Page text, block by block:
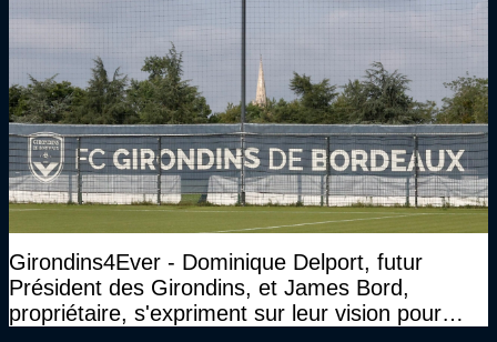
Girondins4Ever - Dominique Delport, futur
Président des Girondins, et James Bord,
propriétaire, s'expriment sur leur vision pour